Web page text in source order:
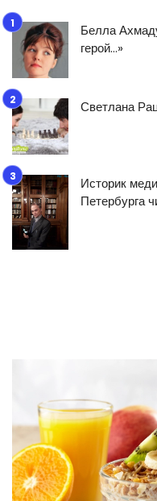
Белла
герой…»
Светлана
Историк
Петербурга